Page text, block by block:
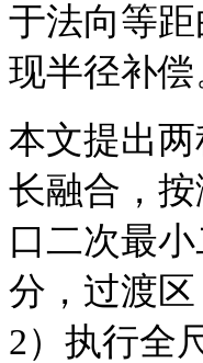
于法向等
现半径补偿
本文提出两
长融合，
口二次最
分，过渡
2）执行全